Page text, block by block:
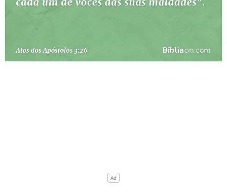
PERGUNTE À BÍBLIA
QUEM SOMOS